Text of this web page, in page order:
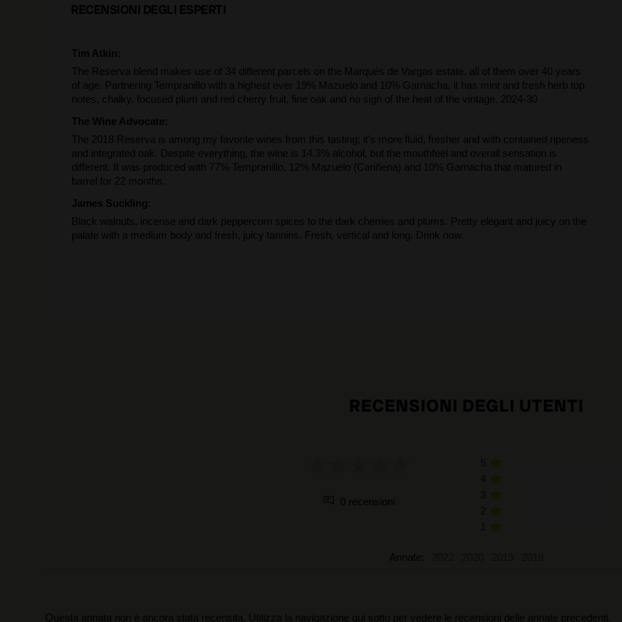
RECENSIONI DEGLI ESPERTI
Tim Atkin:
The Reserva blend makes use of 34 different parcels on the Marqués de Vargas estate, all of them over 40 years
of age. Partnering Tempranillo with a highest ever 19% Mazuelo and 10% Garnacha, it has mint and fresh herb top
notes, chalky, focused plum and red cherry fruit, fine oak and no sign of the heat of the vintage. 2024-30
The Wine Advocate:
The 2018 Reserva is among my favorite wines from this tasting; it's more fluid, fresher and with contained ripeness
and integrated oak. Despite everything, the wine is 14.3% alcohol, but the mouthfeel and overall sensation is
different. It was produced with 77% Tempranillo, 12% Mazuelo (Cariñena) and 10% Garnacha that matured in
barrel for 22 months.
James Suckling:
Black walnuts, incense and dark peppercorn spices to the dark cherries and plums. Pretty elegant and juicy on the
palate with a medium body and fresh, juicy tannins. Fresh, vertical and long. Drink now.
RECENSIONI DEGLI UTENTI
0 recensioni
Annate:
Questa annata non è ancora stata recensita. Utilizza la navigazione qui sotto per vedere le recensioni delle annate precedenti.